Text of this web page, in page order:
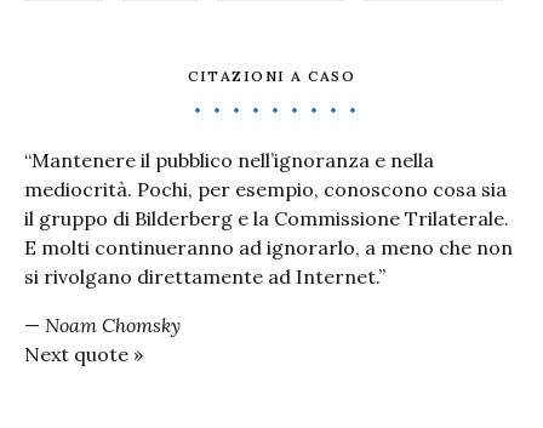
CITAZIONI A CASO
“Mantenere il pubblico nell’ignoranza e nella
mediocrità. Pochi, per esempio, conoscono cosa sia
il gruppo di Bilderberg e la Commissione Trilaterale.
E molti continueranno ad ignorarlo, a meno che non
si rivolgano direttamente ad Internet.”
— Noam Chomsky
Next quote »